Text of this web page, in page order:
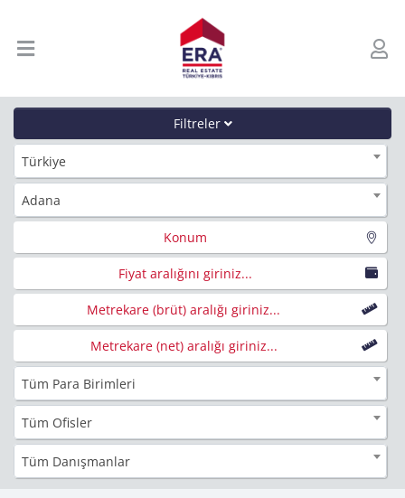
Filtreler
Türkiye
Adana
Konum
Fiyat aralığını giriniz...
Metrekare (brüt) aralığı giriniz...
Metrekare (net) aralığı giriniz...
Tüm Para Birimleri
Tüm Ofisler
Tüm Danışmanlar